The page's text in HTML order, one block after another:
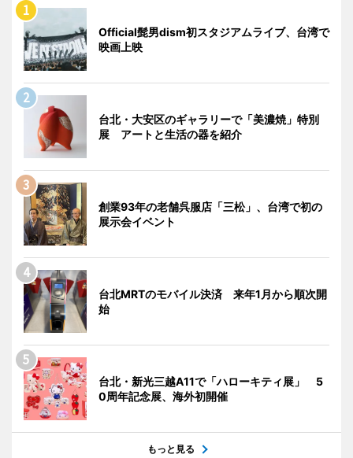
Official髭男dism初スタジアムライブ、台湾で
映画上映
台北・大安区のギャラリーで「美濃焼」特別
展 アートと生活の器を紹介
創業93年の老舗呉服店「三松」、台湾で初の
展示会イベント
台北MRTのモバイル決済 来年1月から順次開
始
台北・新光三越A11で「ハローキティ展」 5
0周年記念展、海外初開催
もっと見る